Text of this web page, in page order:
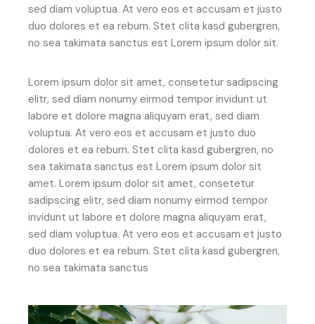
sed diam voluptua. At vero eos et accusam et justo
duo dolores et ea rebum. Stet clita kasd gubergren,
no sea takimata sanctus est Lorem ipsum dolor sit.
Lorem ipsum dolor sit amet, consetetur sadipscing
elitr, sed diam nonumy eirmod tempor invidunt ut
labore et dolore magna aliquyam erat, sed diam
voluptua. At vero eos et accusam et justo duo
dolores et ea rebum. Stet clita kasd gubergren, no
sea takimata sanctus est Lorem ipsum dolor sit
amet. Lorem ipsum dolor sit amet, consetetur
sadipscing elitr, sed diam nonumy eirmod tempor
invidunt ut labore et dolore magna aliquyam erat,
sed diam voluptua. At vero eos et accusam et justo
duo dolores et ea rebum. Stet clita kasd gubergren,
no sea takimata sanctus